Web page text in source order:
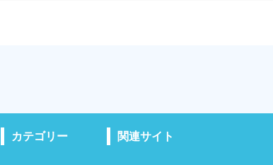
カテゴリー 関連サイト